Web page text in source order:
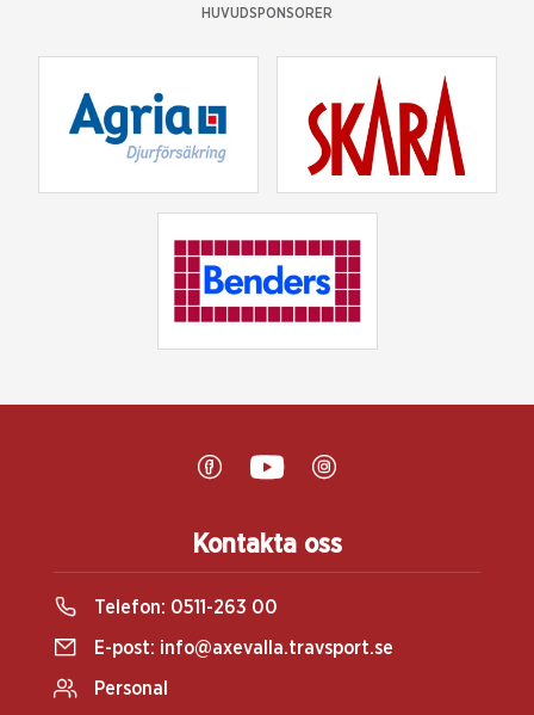
HUVUDSPONSORER
Kontakta oss
Telefon: 0511-263 00
E-post: info@axevalla.travsport.se
Personal